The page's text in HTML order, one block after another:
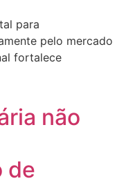
para
pelo mercado
fortalece
não
de